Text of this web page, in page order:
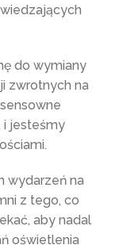
do wymiany
zwrotnych na
i jesteśmy
wydarzeń na
z tego, co
aby nadal
oświetlenia